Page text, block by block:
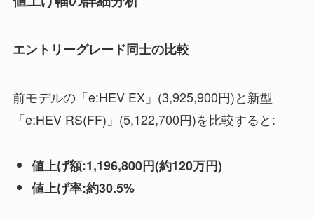
エントリーグレード同士の比較
前モデルの「e:HEV EX」(3,925,900円)と新型
「e:HEV RS(FF)」(5,122,700円)を比較すると:
値上げ額:1,196,800円(約120万円)
値上げ率:約30.5%